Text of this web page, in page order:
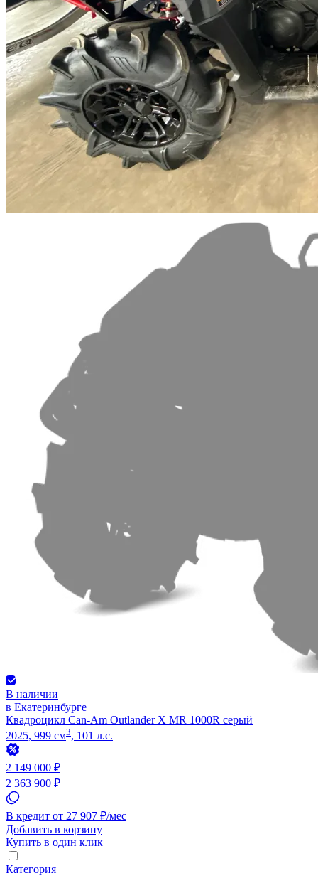
В наличии
в Екатеринбурге
Квадроцикл Can-Am Outlander X MR 1000R серый
2025, 999 см3, 101 л.с.
2 149 000 ₽
2 363 900 ₽
В кредит от 27 907 ₽/мес
Добавить в корзину
Купить в один клик
Категория